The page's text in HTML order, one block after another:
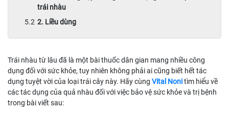
trái nhàu
2. Liều dùng
Trái nhàu từ lâu đã là một bài thuốc dân gian mang nhiều công
dụng đối với sức khỏe, tuy nhiên không phải ai cũng biết hết tác
dụng tuyệt vời của loại trái cây này. Hãy cùng Vital Nonitìm hiểu về
các tác dụng của quả nhàu đối với việc bảo vệ sức khỏe và trị bệnh
trong bài viết sau: